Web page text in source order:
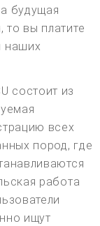
будущая
вы платите
наших
состоит из
всех
пород, где
работа
ищут